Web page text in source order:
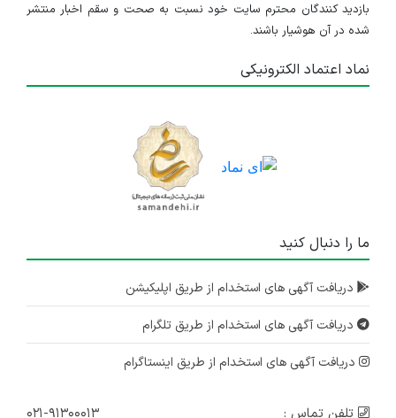
بازدید کنندگان محترم سایت خود نسبت به صحت و سقم اخبار منتشر
شده در آن هوشیار باشند.
نماد اعتماد الکترونیکی
ما را دنبال کنید
دریافت آگهی های استخدام از طریق اپلیکیشن
دریافت آگهی های استخدام از طریق تلگرام
دریافت آگهی های استخدام از طریق اینستاگرام